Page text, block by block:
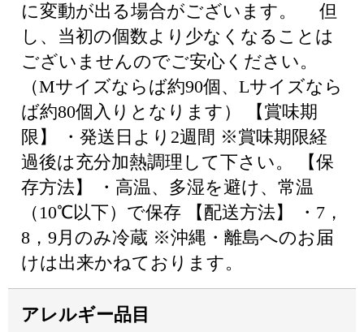
に変動が出る場合がございます。 但
し、当初の個数より少なくなることは
ございませんのでご安心ください。
（Mサイズならば約90個、Lサイズなら
ば約80個入りとなります） 【賞味期
限】 ・発送日より2週間 ※賞味期限経
過後は充分加熱調理して下さい。 【保
存方法】 ・高温、多湿を避け、常温
（10℃以下）で保存 【配送方法】 ・7，
8，9月のみ冷蔵 ※沖縄・離島へのお届
けは出来かねております。
アレルギー品目